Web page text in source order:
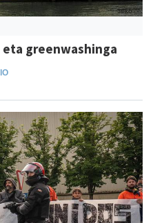
greenwashinga